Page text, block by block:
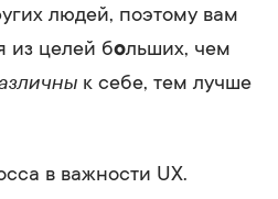
людей, поэтому вам
из целей больших, чем
к себе, тем лучше
в важности UX.